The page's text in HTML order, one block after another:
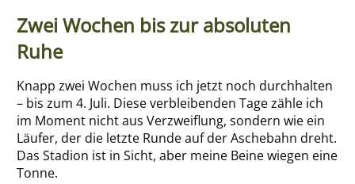
Zwei Wochen bis zur absoluten
Ruhe
Knapp zwei Wochen muss ich jetzt noch durchhalten
– bis zum 4. Juli. Diese verbleibenden Tage zähle ich
im Moment nicht aus Verzweiflung, sondern wie ein
Läufer, der die letzte Runde auf der Aschebahn dreht.
Das Stadion ist in Sicht, aber meine Beine wiegen eine
Tonne.